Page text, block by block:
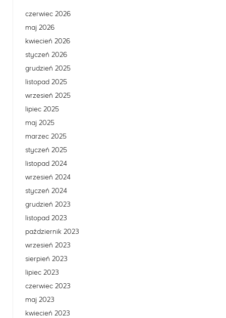
czerwiec 2026
maj 2026
kwiecień 2026
styczeń 2026
grudzień 2025
listopad 2025
wrzesień 2025
lipiec 2025
maj 2025
marzec 2025
styczeń 2025
listopad 2024
wrzesień 2024
styczeń 2024
grudzień 2023
listopad 2023
październik 2023
wrzesień 2023
sierpień 2023
lipiec 2023
czerwiec 2023
maj 2023
kwiecień 2023